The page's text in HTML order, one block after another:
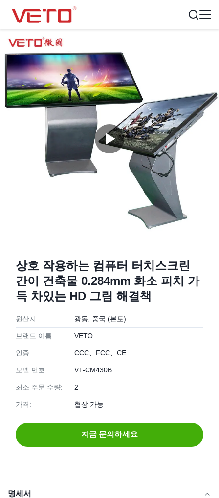
상호 작용하는 컴퓨터 터치스크린
간이 건축물 0.284mm 화소 피치 가
득 차있는 HD 그림 해결책
원산지: 광동, 중국 (본토)
브랜드 이름: VETO
인증: CCC、FCC、CE
모델 번호: VT-CM430B
최소 주문 수량: 2
가격: 협상 가능
지금 문의하세요
명세서